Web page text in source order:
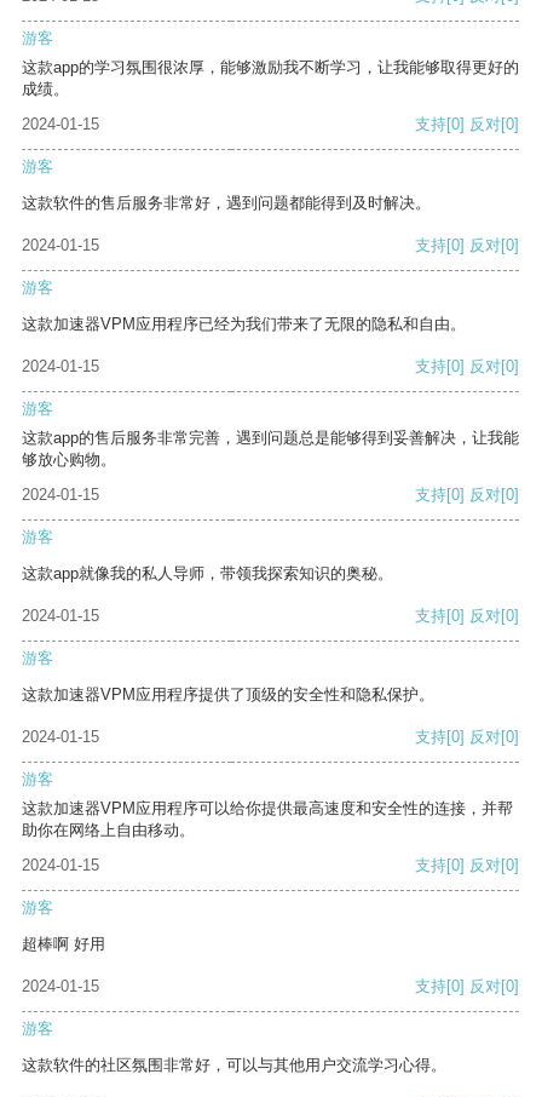
游客
这款app的学习氛围很浓厚，能够激励我不断学习，让我能够取得更好的
成绩。
2024-01-15
支持[0] 反对[0]
游客
这款软件的售后服务非常好，遇到问题都能得到及时解决。
2024-01-15 支持[0] 反对[0]
游客
这款加速器VPM应用程序已经为我们带来了无限的隐私和自由。
2024-01-15 支持[0] 反对[0]
游客
这款app的售后服务非常完善，遇到问题总是能够得到妥善解决，让我能
够放心购物。
2024-01-15
支持[0] 反对[0]
游客
这款app就像我的私人导师，带领我探索知识的奥秘。
2024-01-15 支持[0] 反对[0]
游客
这款加速器VPM应用程序提供了顶级的安全性和隐私保护。
2024-01-15 支持[0] 反对[0]
游客
这款加速器VPM应用程序可以给你提供最高速度和安全性的连接，并帮
助你在网络上自由移动。
2024-01-15
支持[0] 反对[0]
游客
超棒啊 好用
2024-01-15 支持[0] 反对[0]
游客
这款软件的社区氛围非常好，可以与其他用户交流学习心得。